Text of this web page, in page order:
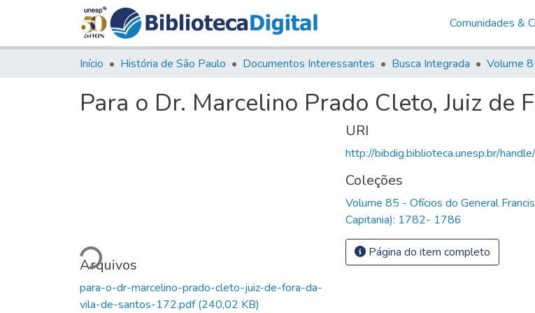
Comunidades &
Início História de São Paulo Documentos Interessantes Busca Integrada
Para o Dr. Marcelino Prado Cleto, Juiz de
Carregando...
Arquivos
para-o-dr-marcelino-prado-cleto-juiz-de-fora-da-
vila-de-santos-172.pdf(240,02 KB)
URI
http://bibdig.biblioteca.unesp.br/
Coleções
Volume 85 - Ofícios do General
Capitania): 1782- 1786
Página do item completo